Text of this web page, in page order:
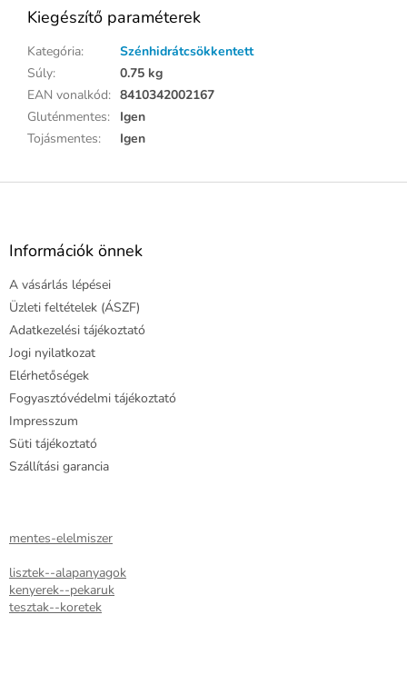
Kiegészítő paraméterek
Kategória:
Szénhidrátcsökkentett
Súly:
0.75 kg
EAN vonalkód: 8410342002167
Gluténmentes:
Igen
Tojásmentes: Igen
L
Információk önnek
A vásárlás lépései
Üzleti feltételek (ÁSZF)
Adatkezelési tájékoztató
Jogi nyilatkozat
Elérhetőségek
Fogyasztóvédelmi tájékoztató
Impresszum
Süti tájékoztató
Szállítási garancia
mentes-elelmiszer
lisztek--alapanyagok
kenyerek--pekaruk
tesztak--koretek